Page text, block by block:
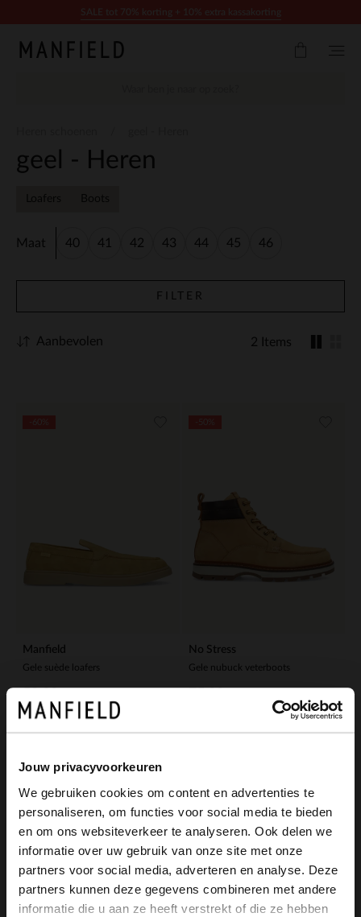
Jouw privacyvoorkeuren
We gebruiken cookies om content en advertenties te
personaliseren, om functies voor social media te bieden
en om ons websiteverkeer te analyseren. Ook delen we
informatie over uw gebruik van onze site met onze
partners voor social media, adverteren en analyse. Deze
partners kunnen deze gegevens combineren met andere
informatie die u aan ze heeft verstrekt of die ze hebben
geel - Heren
Loafers Boots
Maat 40 41 42 43 44 45 46
FILTER
2 Items
Aanbevolen
Manfield
Gele suède loafers
No Stress
Gele nubuck veterboots
De My Manfield
voordelen wachten
×
View this website in English?
It looks like your language isn't Dutch. Would
you like to switch to English?